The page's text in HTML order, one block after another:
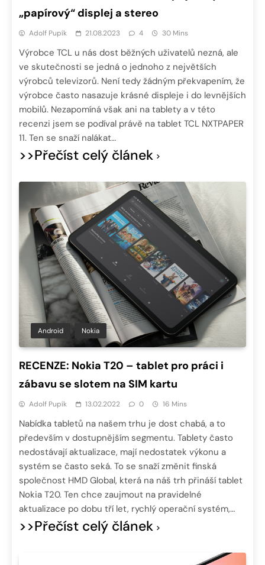
„papírový“ displej a stereo
Adolf Pupík 21.08.2023 4 30 Mins
Výrobce TCL u nás dost běžných uživatelů nezná, ale
ve skutečnosti se jedná o jednoho z největších
výrobců televizorů. Není tedy žádným překvapením, že
výrobce často nasazuje krásné displeje i do levnějších
mobilů. Nezapomíná však ani na tablety a v této
recenzi jsem se podíval právě na tablet TCL NXTPAPER
11. Ten se snaží nalákat…
>>Přečíst celý článek
Android Nokia
RECENZE: Nokia T20 – tablet pro práci i
zábavu se slotem na SIM kartu
Adolf Pupík 13.02.2022 0 16 Mins
Nabídka tabletů na našem trhu je dost chabá, a to
především v dostupnějším segmentu. Tablety často
nedostávají aktualizace, mají nedostatek výkonu a
systém se často seká. To se snaží změnit finská
společnost HMD Global, která na náš trh přináší tablet
Nokia T20. Ten chce zaujmout na pravidelné
aktualizace po dobu tří let, rychlý operační systém,…
>>Přečíst celý článek